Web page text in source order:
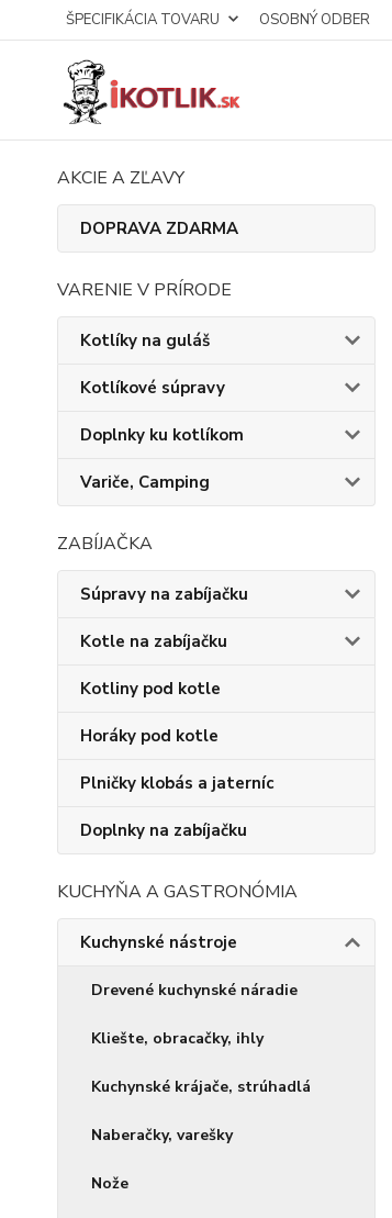
ŠPECIFIKÁCIA TOVARU OSOBNÝ ODBER
AKCIE A ZĽAVY
DOPRAVA ZDARMA
VARENIE V PRÍRODE
Kotlíky na guláš
Kotlíkové súpravy
Doplnky ku kotlíkom
Variče, Camping
ZABÍJAČKA
Súpravy na zabíjačku
Kotle na zabíjačku
Kotliny pod kotle
Horáky pod kotle
Plničky klobás a jaterníc
Doplnky na zabíjačku
KUCHYŇA A GASTRONÓMIA
Kuchynské nástroje
Drevené kuchynské náradie
Kliešte, obracačky, ihly
Kuchynské krájače, strúhadlá
Naberačky, varešky
Nože